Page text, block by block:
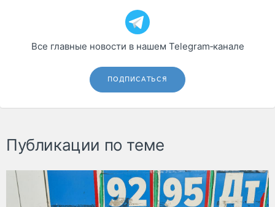
Все главные новости в нашем Telegram‑канале
ПОДПИСАТЬСЯ
Публикации по теме